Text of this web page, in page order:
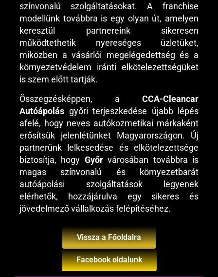
színvonalú szolgáltatásokat. A franchise
modellünk továbbra is egy olyan út, amelyen
keresztül partnereink sikeresen
működtethetik nyereséges üzletüket,
miközben a vásárlói megelégedettség és a
környezetvédelem iránti elkötelezettségüket
is szem előtt tartják.
Összegzésképpen, a CCA-Cleancar
Autóápolás győri terjeszkedése újabb lépés
afelé, hogy neves autókozmetikai márkaként
erősítsük jelenlétünket Magyarországon. Új
partnerünk lelkesedése és elkötelezettsége
biztosítja, hogy Győrvárosában továbbra is
magas színvonalú és környezetbarát
autóápolási szolgáltatások legyenek
elérhetők, hozzájárulva egy sikeres és
jövedelmező vállalkozás felépítéséhez.
Vissza a Főoldalra
Facebook oldalunk